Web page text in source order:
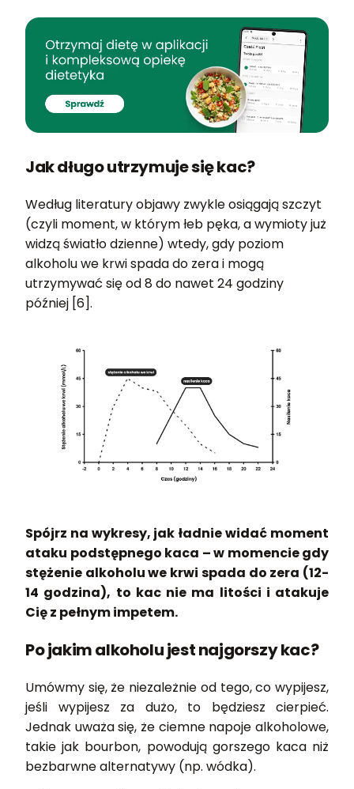
Jak długo utrzymuje się kac?
Według literatury objawy zwykle osiągają szczyt
(czyli moment, w którym łeb pęka, a wymioty już
widzą światło dzienne) wtedy, gdy poziom
alkoholu we krwi spada do zera i mogą
utrzymywać się od 8 do nawet 24 godziny
później [6].
Spójrz na wykresy, jak ładnie widać moment
ataku podstępnego kaca – w momencie gdy
stężenie alkoholu we krwi spada do zera (12-
14 godzina), to kac nie ma litości i atakuje
Cię z pełnym impetem.
Po jakim alkoholu jest najgorszy kac?
Umówmy się, że niezależnie od tego, co wypijesz,
jeśli wypijesz za dużo, to będziesz cierpieć.
Jednak uważa się, że ciemne napoje alkoholowe,
takie jak bourbon, powodują gorszego kaca niż
bezbarwne alternatywy (np. wódka).